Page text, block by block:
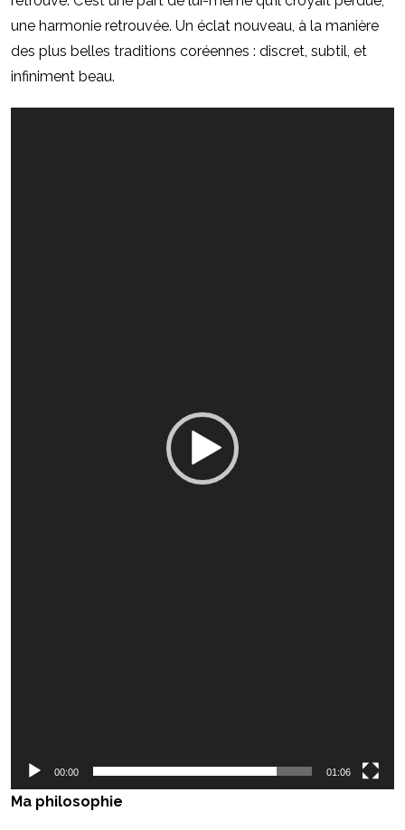
une harmonie retrouvée. Un éclat nouveau, à la manière
des plus belles traditions coréennes : discret, subtil, et
infiniment beau.
00:00 01:06
Ma philosophie